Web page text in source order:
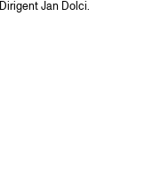
Dirigent Jan Dolci.